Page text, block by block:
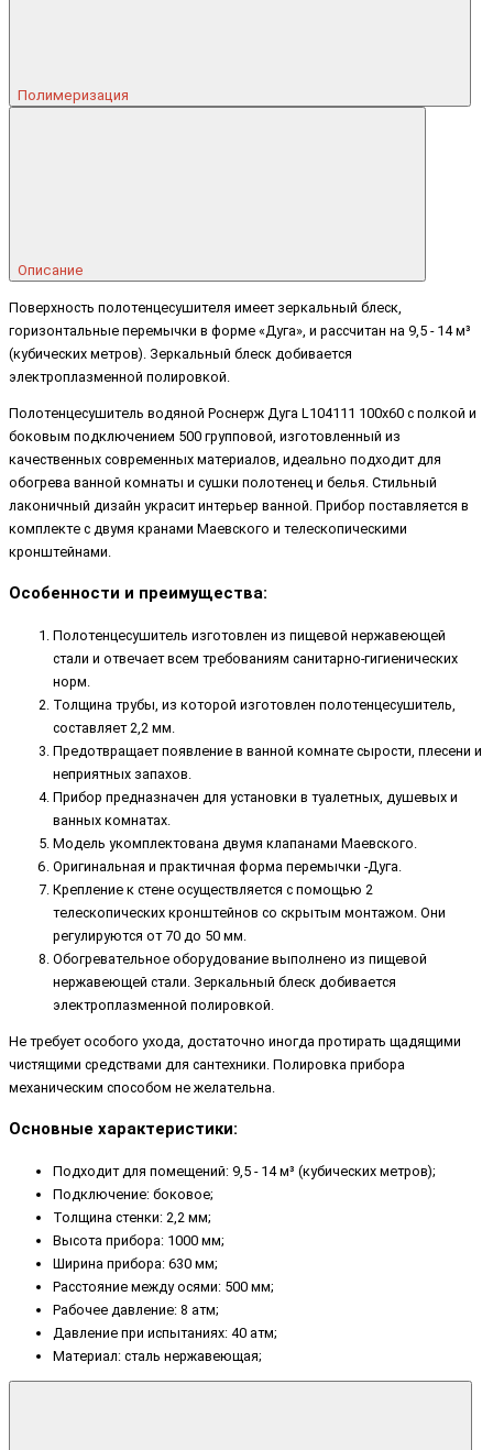
Полимеризация
Описание
Поверхность полотенцесушителя имеет зеркальный блеск,
горизонтальные перемычки в форме «Дуга», и рассчитан на 9,5 - 14 м³
(кубических метров). Зеркальный блеск добивается
электроплазменной полировкой.
Полотенцесушитель водяной Роснерж Дуга L104111 100x60 с полкой и
боковым подключением 500 групповой, изготовленный из
качественных современных материалов, идеально подходит для
обогрева ванной комнаты и сушки полотенец и белья. Стильный
лаконичный дизайн украсит интерьер ванной. Прибор поставляется в
комплекте с двумя кранами Маевского и телескопическими
кронштейнами.
Особенности и преимущества:
Полотенцесушитель изготовлен из пищевой нержавеющей
стали и отвечает всем требованиям санитарно-гигиенических
норм.
Толщина трубы, из которой изготовлен полотенцесушитель,
составляет 2,2 мм.
Предотвращает появление в ванной комнате сырости, плесени и
неприятных запахов.
Прибор предназначен для установки в туалетных, душевых и
ванных комнатах.
Модель укомплектована двумя клапанами Маевского.
Оригинальная и практичная форма перемычки -Дуга.
Крепление к стене осуществляется с помощью 2
телескопических кронштейнов со скрытым монтажом. Они
регулируются от 70 до 50 мм.
Обогревательное оборудование выполнено из пищевой
нержавеющей стали. Зеркальный блеск добивается
электроплазменной полировкой.
Не требует особого ухода, достаточно иногда протирать щадящими
чистящими средствами для сантехники. Полировка прибора
механическим способом не желательна.
Основные характеристики:
Подходит для помещений: 9,5 - 14 м³ (кубических метров);
Подключение: боковое;
Толщина стенки: 2,2 мм;
Высота прибора: 1000 мм;
Ширина прибора: 630 мм;
Расстояние между осями: 500 мм;
Рабочее давление: 8 атм;
Давление при испытаниях: 40 атм;
Материал: сталь нержавеющая;